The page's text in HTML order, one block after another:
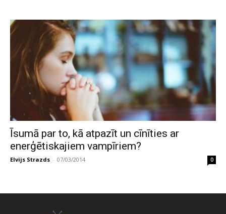
Īsumā par to, kā atpazīt un cīnīties ar
enerģētiskajiem vampīriem?
Elvijs Strazds - 07/03/2014 0